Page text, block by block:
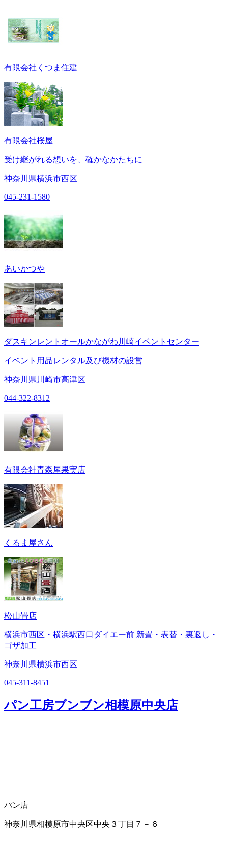
有限会社くつま住建
有限会社桜屋
受け継がれる想いを、確かなかたちに
神奈川県横浜市西区
045-231-1580
あいかつや
ダスキンレントオールかながわ川崎イベントセンター
イベント用品レンタル及び機材の設営
神奈川県川崎市高津区
044-322-8312
有限会社青森屋果実店
くるま屋さん
松山畳店
横浜市西区・横浜駅西口ダイエー前 新畳・表替・裏返し・
ゴザ加工
神奈川県横浜市西区
045-311-8451
パン工房ブンブン相模原中央店
パン店
神奈川県相模原市中央区中央３丁目７－６